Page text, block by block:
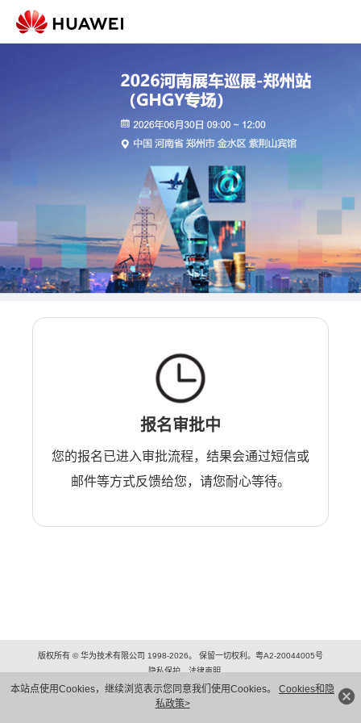
本站点使用Cookies，继续浏览表示您同意我们使用Cookies。 Cookies和隐
私政策>
报名审批中
您的报名已进入审批流程，结果会通过短信或
邮件等方式反馈给您，请您耐心等待。
版权所有 © 华为技术有限公司 1998-2026。 保留一切权利。粤A2-20044005号
隐私保护
法律声明